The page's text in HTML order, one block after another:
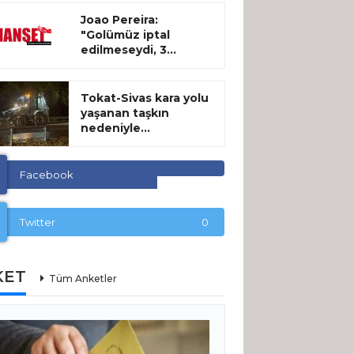
Joao Pereira:
"Golümüz iptal
edilmeseydi, 3...
Tokat-Sivas kara yolu
yaşanan taşkın
nedeniyle...
Facebook
Twitter 0
Tüm Anketler